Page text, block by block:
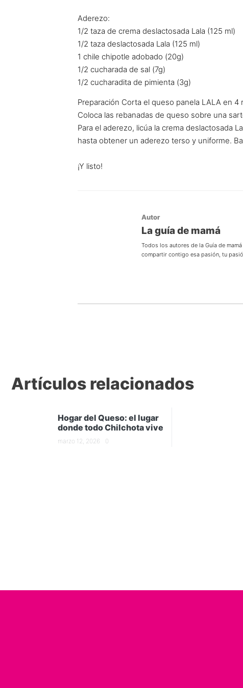
Aderezo:
1/2 taza de crema deslactosada Lala (125 ml)
1/2 taza deslactosada Lala (125 ml)
1 chile chipotle adobado (20g)
1/2 cucharada de sal (7g)
1/2 cucharadita de pimienta (3g)
Preparación Corta el queso panela LALA en
Coloca las rebanadas de queso sobre una
Para el aderezo, licúa la crema deslactosada
hasta obtener un aderezo terso y uniforme.
¡Y listo!
Autor
La guía de mamá
Todos los autores de la Guía de
compartir contigo esa pasión, tu
Artículos relacionados
Hogar del Queso: el lugar
donde todo Chilchota vive
marzo 12, 2026 0